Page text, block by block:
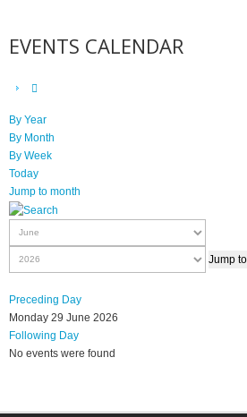
EVENTS CALENDAR
By Year
By Month
By Week
Today
Jump to month
Jump
Preceding Day
Monday 29 June 2026
Following Day
No events were found